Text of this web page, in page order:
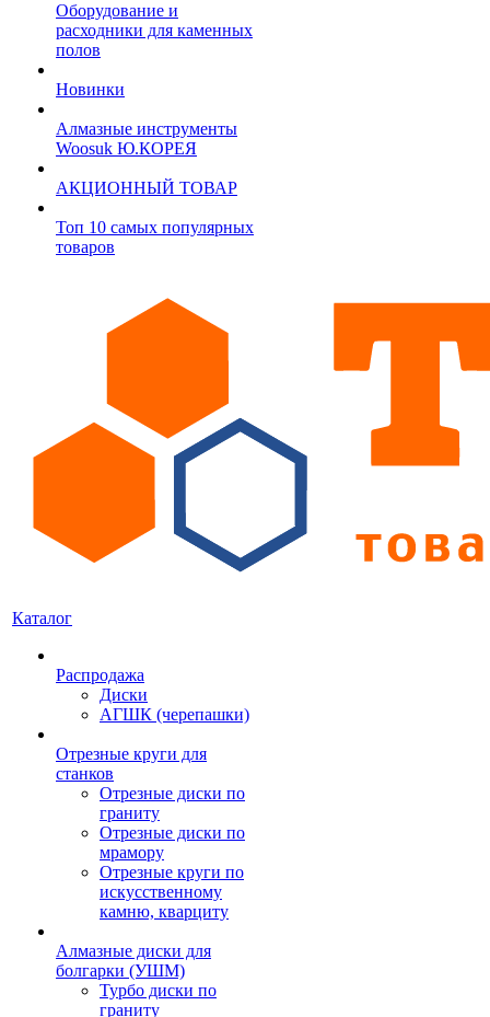
Оборудование и
расходники для каменных
полов
Новинки
Алмазные инструменты
Woosuk Ю.КОРЕЯ
АКЦИОННЫЙ ТОВАР
Топ 10 самых популярных
товаров
Каталог
Распродажа
Диски
АГШК (черепашки)
Отрезные круги для
станков
Отрезные диски по
граниту
Отрезные диски по
мрамору
Отрезные круги по
искусственному
камню, кварциту
Алмазные диски для
болгарки (УШМ)
Турбо диски по
граниту